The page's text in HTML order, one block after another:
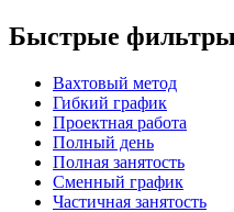
Быстрые фильтры
Вахтовый метод
Гибкий график
Проектная работа
Полный день
Полная занятость
Сменный график
Частичная занятость